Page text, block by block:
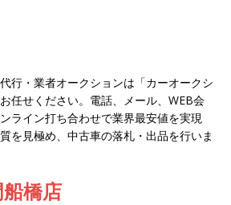
行・業者オークションは「カーオークシ
任せください。電話、メール、WEB会
ライン打ち合わせで業界最安値を実現
を見極め、中古車の落札・出品を行いま
橋店